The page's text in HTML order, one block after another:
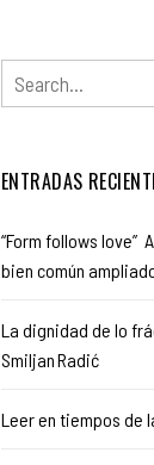
ENTRADAS
“Form follows love”
bien común
La dignidad de lo
Smiljan Radić
Leer en tiempos de